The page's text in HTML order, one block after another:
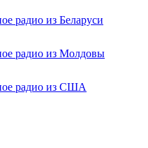
радио из Беларуси
радио из Молдовы
радио из США